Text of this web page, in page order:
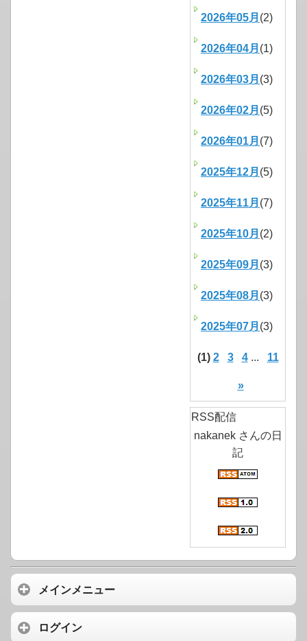
2026年05月 (2)
2026年04月 (1)
2026年03月 (3)
2026年02月 (5)
2026年01月 (7)
2025年12月 (5)
2025年11月 (7)
2025年10月 (2)
2025年09月 (3)
2025年08月 (3)
2025年07月 (3)
(1) 2 3 4... 11
»
RSS配信
nakanek さんの日
記
メインメニュー
ログイン